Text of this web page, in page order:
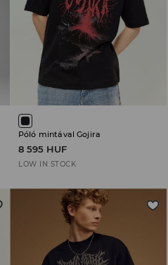
Póló mintával Gojira
8 595 HUF
LOW IN STOCK